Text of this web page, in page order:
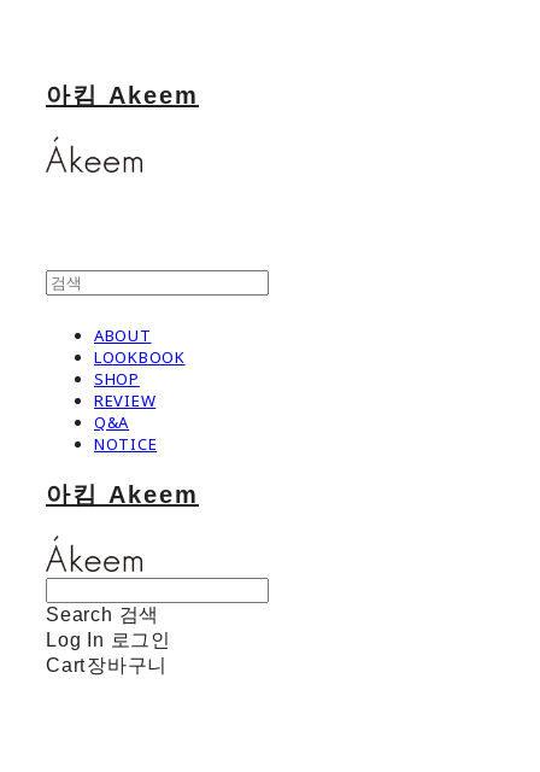
아킴 Akeem
ABOUT
LOOKBOOK
SHOP
REVIEW
Q&A
NOTICE
아킴 Akeem
Search 검색
Log In 로그인
Cart장바구니